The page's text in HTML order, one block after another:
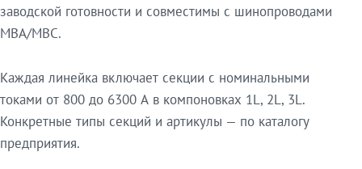
заводской готовности и совместимы с шинопроводами
МВА/МВС.
Каждая линейка включает секции с номинальными
токами от 800 до 6300 А в компоновках 1L, 2L, 3L.
Конкретные типы секций и артикулы — по каталогу
предприятия.